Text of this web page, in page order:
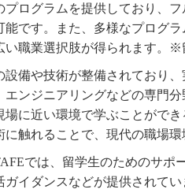
プログラムを提供しており、
能です。また、多様なプログ
職業選択肢が得られます。※
備や技術が整備されており
エンジニアリングなどの専門
に近い環境で学ぶことがで
触れることで、現代の職場
では、留学生のためのサ
ガイダンスなどが提供されて